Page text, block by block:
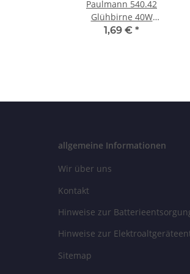
Paulmann 540.42
Glühbirne 40W
Röhrenform Lampe E14
1,69 € *
allgemeine Informationen
Wir über uns
Kontakt
Hinweise zur
Hinweise zur
Sitemap